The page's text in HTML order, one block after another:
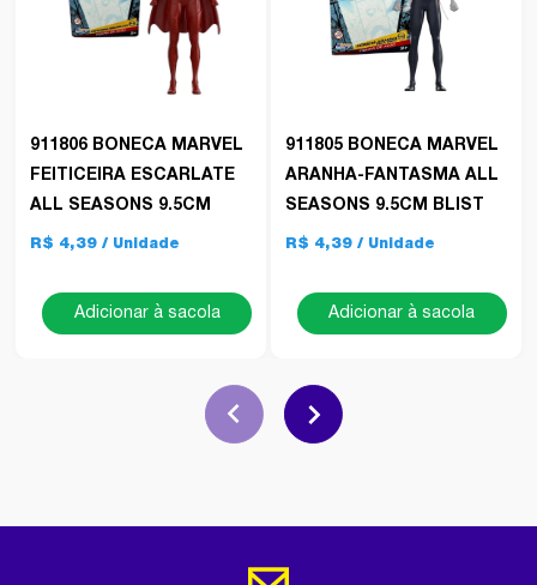
911806 BONECA MARVEL
FEITICEIRA ESCARLATE
ALL SEASONS 9.5CM
R$ 4,39
Adicionar à sacola
911805 BONECA MARVEL
ARANHA-FANTASMA ALL
SEASONS 9.5CM BLIST
R$ 4,39
Adicionar à sacola